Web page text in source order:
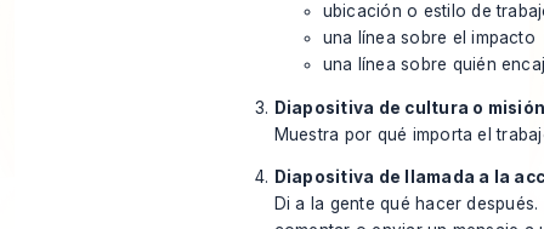
ubicación o estilo de
una línea sobre el impacto
una línea sobre quién
Diapositiva de cultura o
Muestra por qué importa el
Diapositiva de llamada a la
Di a la gente qué hacer después.